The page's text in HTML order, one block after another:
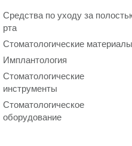
Средства по уходу за
рта
Стоматологические материалы
Имплантология
Стоматологические
инструменты
Стоматологическое
оборудование